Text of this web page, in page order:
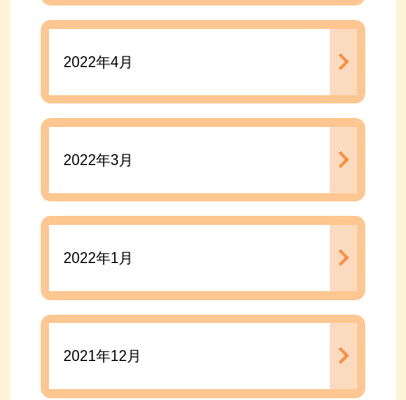
2022年4月
2022年3月
2022年1月
2021年12月